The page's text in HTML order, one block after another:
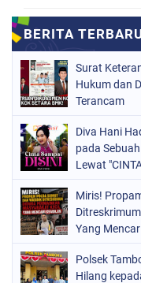
Surat
Hukum dan
Terancam
Diva Hani
pada
Lewat
Miris!
Yang
Polsek
Hilang